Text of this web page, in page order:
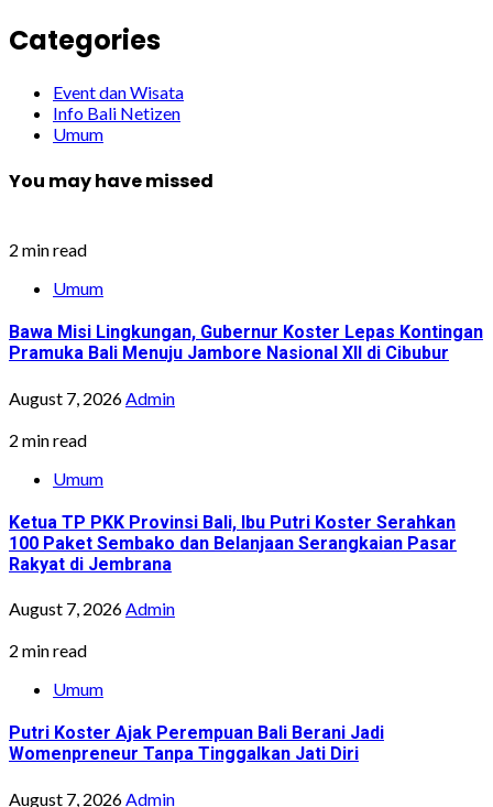
Categories
Event dan Wisata
Info Bali Netizen
Umum
You may have missed
2 min read
Umum
Bawa Misi Lingkungan, Gubernur Koster Lepas Kontingan
Pramuka Bali Menuju Jambore Nasional XII di Cibubur
August 7, 2026 Admin
2 min read
Umum
Ketua TP PKK Provinsi Bali, Ibu Putri Koster Serahkan
100 Paket Sembako dan Belanjaan Serangkaian Pasar
Rakyat di Jembrana
August 7, 2026Admin
2 min read
Umum
Putri Koster Ajak Perempuan Bali Berani Jadi
Womenpreneur Tanpa Tinggalkan Jati Diri
August 7, 2026 Admin